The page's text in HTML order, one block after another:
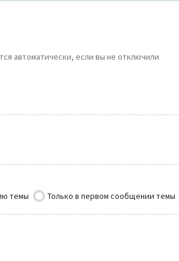
автоматически, если вы не отключили
темы Только в первом сообщении темы